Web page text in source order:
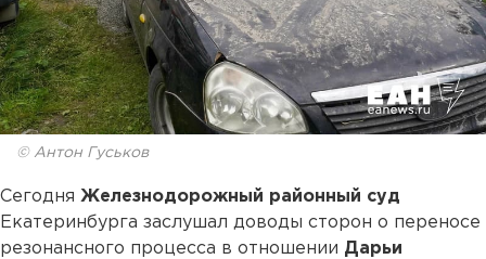
© Антон Гуськов
Сегодня Железнодорожный районный суд
Екатеринбурга заслушал доводы сторон о переносе
резонансного процесса в отношении Дарьи